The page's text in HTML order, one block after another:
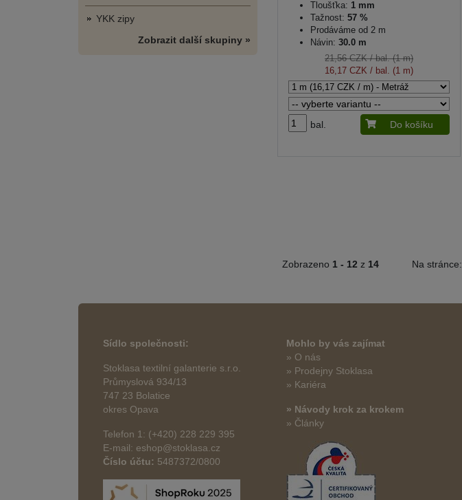
YKK zipy
Zobrazit další skupiny »
Tloušťka: 1 mm
Tažnost: 57 %
Prodáváme od 2 m
Návin: 30.0 m
21,56 CZK/ bal. (1 m)
16,17 CZK / bal. (1 m)
bal. Do košíku
Zobrazeno 1 - 12 z 14 Na stránce:
Sídlo společnosti:
Stoklasa textilní galanterie s.r.o.
Průmyslová 934/13
747 23 Bolatice
okres Opava
Telefon 1: (+420) 228 229 395
E-mail: eshop@stoklasa.cz
Číslo účtu: 5487372/0800
Mohlo by vás zajímat
» O nás
» Prodejny Stoklasa
» Kariéra
» Návody krok za krokem
» Články